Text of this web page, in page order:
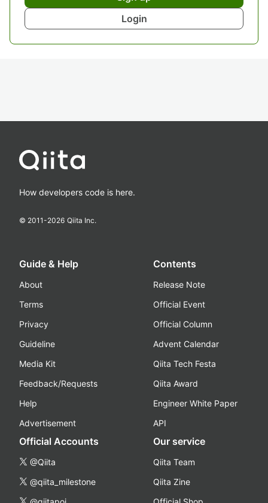
Login
How developers code is here.
© 2011-2026 Qiita Inc.
Guide & Help
About
Terms
Privacy
Guideline
Media Kit
Feedback/Requests
Help
Advertisement
Contents
Release Note
Official Event
Official Column
Advent Calendar
Qiita Tech Festa
Qiita Award
Engineer White Paper
API
Official Accounts
@Qiita
@qiita_milestone
Our service
Qiita Team
Qiita Zine